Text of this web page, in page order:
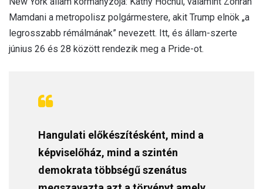
Mamdani a metropolisz polgármestere, akit Trump elnök „a
legrosszabb rémálmának” nevezett. Itt, és állam-szerte
június 26 és 28 között rendezik meg a Pride-ot.
Hangulati előkészítésként, mind a
képviselőház, mind a szintén
demokrata többségű szenátus